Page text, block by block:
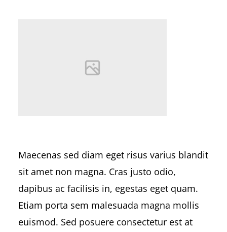
Maecenas sed diam eget risus varius blandit
sit amet non magna. Cras justo odio,
dapibus ac facilisis in, egestas eget quam.
Etiam porta sem malesuada magna mollis
euismod. Sed posuere consectetur est at